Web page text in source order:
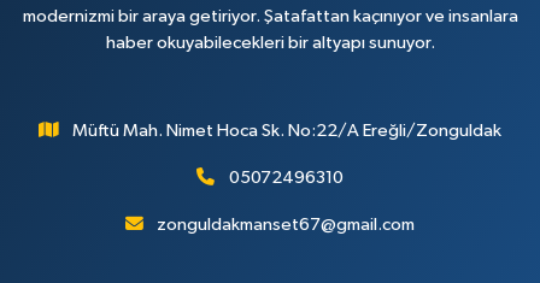
modernizmi bir araya getiriyor. Şatafattan kaçınıyor ve insanlara
haber okuyabilecekleri bir altyapı sunuyor.
Müftü Mah. Nimet Hoca Sk. No:22/A Ereğli/Zonguldak
05072496310
zonguldakmanset67@gmail.com